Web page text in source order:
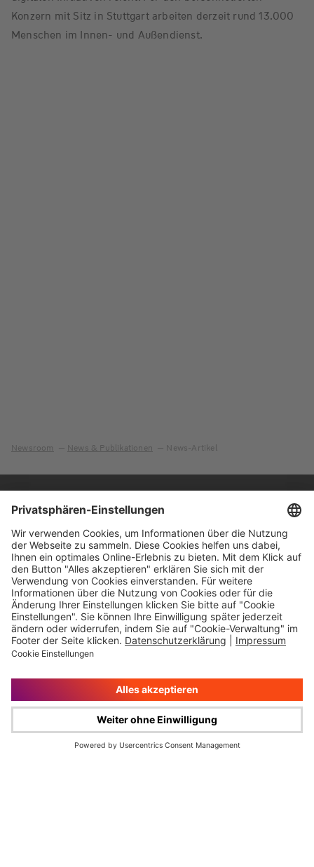
Konzern mit Sitz in Stuttgart arbeiten derzeit rund 13.000
Menschen im Innen- und Außendienst.
Newsroom News & Publikationen News-Artikel
Immer auf dem
Laufenden
Hauptversammlung
Finanzkalender
IR-Newsletter
Ihr direkter Weg zu
uns
Kontakt
Karriere